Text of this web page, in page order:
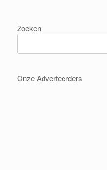
Zoeken
Onze Adverteerders